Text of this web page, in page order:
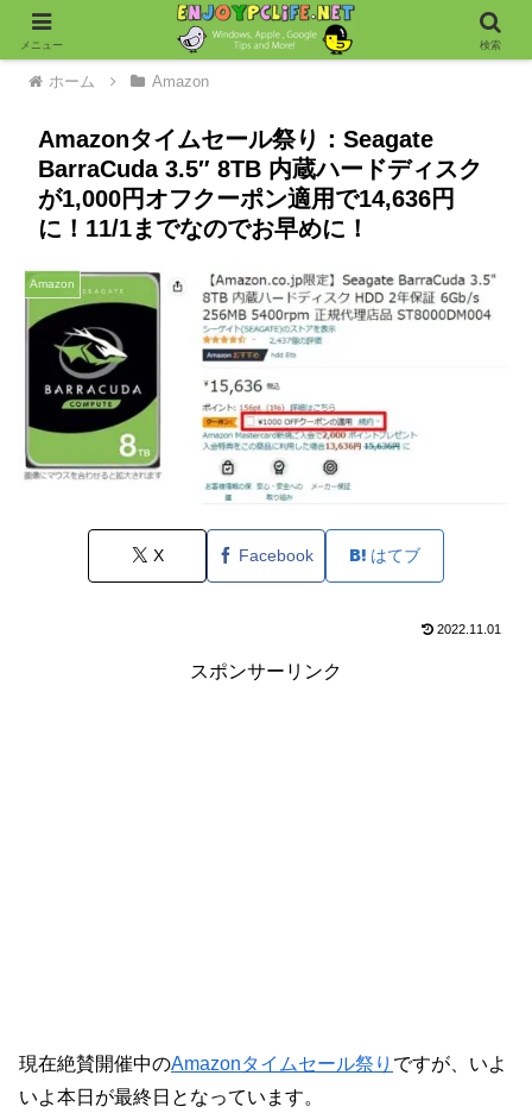
ホーム Amazon
Amazonタイムセール祭り：Seagate
BarraCuda 3.5″ 8TB 内蔵ハードディスク
が1,000円オフクーポン適用で14,636円
に！11/1までなのでお早めに！
Amazon
X Facebook はてブ
2022.11.01
スポンサーリンク
現在絶賛開催中のAmazonタイムセール祭り ですが、いよ
いよ本日が最終日となっています。
メニュー 検索